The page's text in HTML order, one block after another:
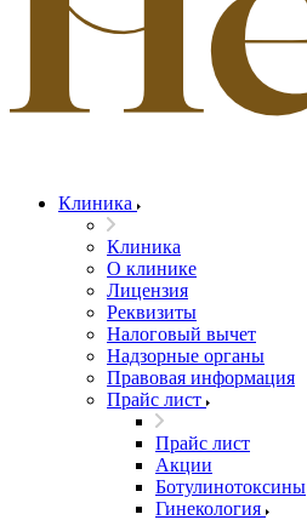
Клиника
Клиника
О клинике
Лицензия
Реквизиты
Налоговый вычет
Надзорные органы
Правовая информация
Прайс лист
Прайс лист
Акции
Ботулинотоксины
Гинекология